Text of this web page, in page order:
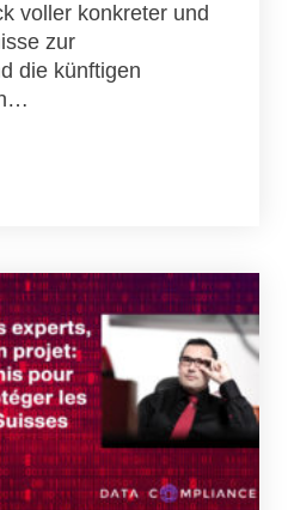
voller konkreter und
zur
die künftigen